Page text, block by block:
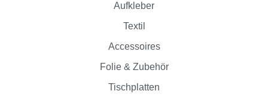
Aufkleber
Textil
Accessoires
Folie & Zubehör
Tischplatten